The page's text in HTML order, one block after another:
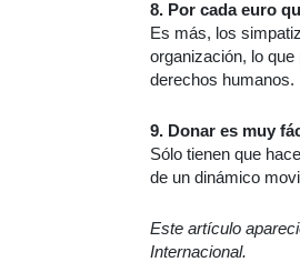
8. Por cada euro
Es más, los
organización, lo
derechos humanos.
9. Donar es muy
Sólo tienen que
de un dinámico
Este artículo
Internacional.